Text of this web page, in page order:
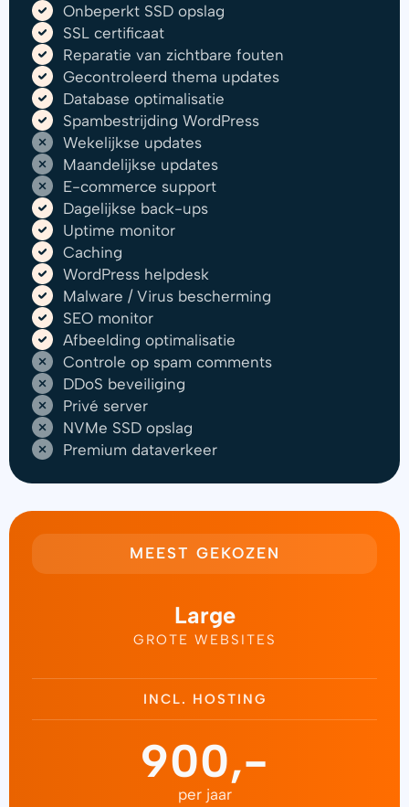
Onbeperkt SSD opslag
SSL certificaat
Reparatie van zichtbare fouten
Gecontroleerd thema updates
Database optimalisatie
Spambestrijding WordPress
Wekelijkse updates
Maandelijkse updates
E-commerce support
Dagelijkse back-ups
Uptime monitor
Caching
WordPress helpdesk
Malware / Virus bescherming
SEO monitor
Afbeelding optimalisatie
Controle op spam comments
DDoS beveiliging
Privé server
NVMe SSD opslag
Premium dataverkeer
MEEST GEKOZEN
Large
GROTE WEBSITES
INCL. HOSTING
900,-
per jaar